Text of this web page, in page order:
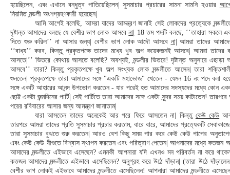
হয়েছিলেন, এবং এখানে বন্ধুত্ব পাতিয়েছিলেন| সুসমাচার প্রচারের সামনা সামনি হওয়ার
নিয়মিত মন্ডলী অংশগ্রহণকারী হয়েছেন|
আমি আগেই বলেছি, আমরা যাদের আমন্ত্রণ জানাই সেই লোকদের প্রত্যেকে
দৃষ্টান্ত আমাদের বলছে যে বেশীর ভাগ লোক আসবেনা| 18 তম পদটি বলছে, ‘‘তাহারা সকলে
দিতে শুরু করিল’’ না আসার জন্য| বেশীর ভাগ লোক আদৌ আসবে না| আমরা তাদের
‘‘বাধ্য’’ করব, কিন্তু প্রকৃতপক্ষে তাদের মধ্যে খুব অল্প কয়েকজনই আসবে| আমরা তাদের
আসতে|’’ ভিতরে কোথায় আসতে বলেছি? অবশ্যই, মন্ডলীর ভিতরে! দৃষ্টান্ত অনুসারে এছাড়া
আসবে’’ তারা? কিন্তু প্রকৃতপক্ষে খুব অল্প সংখ্যক লোক মন্ডলীতে আসেন| তারা
শুনতেন| প্রকৃতপক্ষে তারা আমাদের সঙ্গে "একটি মহাভোজ" খেতেন - যেমন 16 নং পদে বলা
সঙ্গে একটি আহারের আনন্দ উপভোগ করতেন - যার পরেই হত আমাদের সদস্যদের মধ্যে কোন
ছোট্ট একটা জন্মদিনের পার্টি| সেই পার্টিতে তারা আমাদের সঙ্গে একটা সুন্দর সময় কাটাতেন!
পরের রবিবারের আসার জন্য আমন্ত্রণ জানাতাম|
যারা আসতেন তাদের অনেকেই আর পরে ফিরে আসতেন না| কিন্তু কেউ কেউ
তারপরে আমরা তাদের প্রতি সুসমাচার প্রচার করতাম, বারে বারে, আমাদের প্রত্যেকটি
তারা সুসমাচার বুঝতে শুরু করতেন| আরও বেশ কিছু সময় পার করে কেউ কেউ পাপের
এবং কেউ কেউ যীশুতে বিশ্বাস স্থাপন করতেন এবং পরিত্রাণ পেতেন| আপনাদের মধ্যে কতজন
আমাদের মন্ডলীতে এইভাবে এসেছেন? এমনকী আপনারা যদি এখনও মন পরিবর্তন না করে
কতজন আমাদের মন্ডলীতে এইভাবে এসেছিলেন? অনুগ্রহ করে উঠে দাঁড়ান| (তারা উঠে
বেশীর ভাগ লোকই এইভাবে আমাদের মন্ডলীতে এসেছিলেন! আপনারা আমাদের মন্ডলীতে